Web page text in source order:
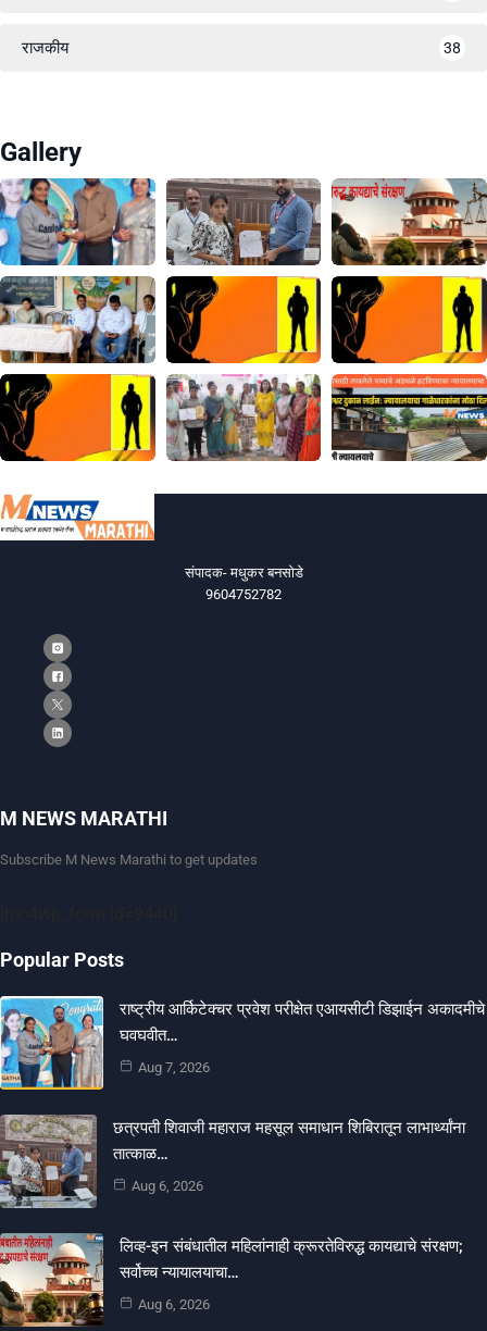
राजकीय 38
Gallery
संपादक- मधुकर बनसोडे
9604752782
M NEWS MARATHI
Subscribe M News Marathi to get updates
Popular Posts
राष्ट्रीय आर्किटेक्चर प्रवेश परीक्षेत एआयसीटी डिझाईन अकादमीचे
घवघवीत…
Aug 7, 2026
छत्रपती शिवाजी महाराज महसूल समाधान शिबिरातून लाभार्थ्यांना
तात्काळ…
Aug 6, 2026
लिव्ह-इन संबंधातील महिलांनाही क्रूरतेविरुद्ध कायद्याचे संरक्षण;
सर्वोच्च न्यायालयाचा…
Aug 6, 2026